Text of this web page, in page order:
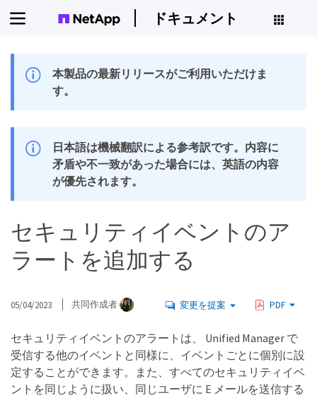
ドキュメント
本製品の最新リリースがご利用いただけま
す。
日本語は機械翻訳による参考訳です。内容に
矛盾や不一致があった場合には、英語の内容
が優先されます。
セキュリティイベントのア
ラートを追加する
05/04/2023 共同作成者 変更を提案 PDF
セキュリティイベントのアラートは、 Unified Manager で
受信する他のイベントと同様に、イベントごとに個別に設
定することができます。また、すべてのセキュリティイベ
ントを同じように扱い、同じユーザに E メールを送信する